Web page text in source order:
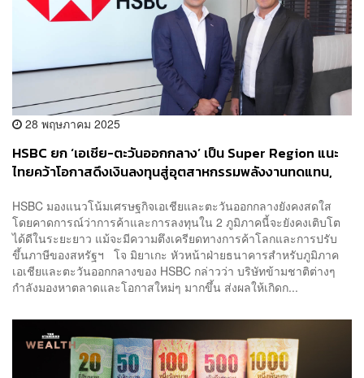
28 พฤษภาคม 2025
HSBC ยก ‘เอเชีย-ตะวันออกกลาง’ เป็น Super Region แนะ
ไทยคว้าโอกาสดึงเงินลงทุนสู่อุตสาหกรรมพลังงานทดแทน,
HSBC มองแนวโน้มเศรษฐกิจเอเชียและตะวันออกกลางยังคงสดใส
โดยคาดการณ์ว่าการค้าและการลงทุนใน 2 ภูมิภาคนี้จะยังคงเติบโต
ได้ดีในระยะยาว แม้จะมีความตึงเครียดทางการค้าโลกและการปรับ
ขึ้นภาษีของสหรัฐฯ โจ มิยาเกะ หัวหน้าฝ่ายธนาคารสำหรับภูมิภาค
เอเชียและตะวันออกกลางของ HSBC กล่าวว่า บริษัทข้ามชาติต่างๆ
กำลังมองหาตลาดและโอกาสใหม่ๆ มากขึ้น ส่งผลให้เกิดก...